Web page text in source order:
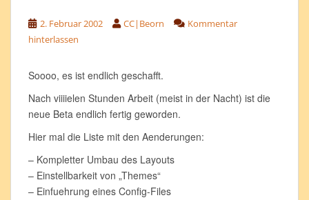
2. Februar 2002 CC|Beorn
Kommentar
hinterlassen
Soooo, es ist endlich geschafft.
Nach viiiielen Stunden Arbeit (meist in der Nacht) ist die
neue Beta endlich fertig geworden.
Hier mal die Liste mit den Aenderungen:
– Kompletter Umbau des Layouts
– Einstellbarkeit von „Themes“
– Einfuehrung eines Config-Files